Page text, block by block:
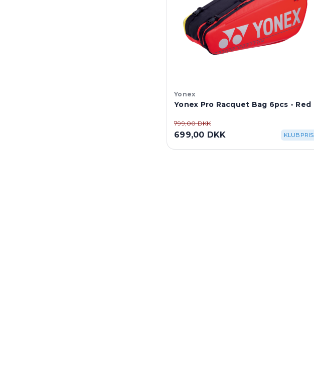
Yonex
Yonex Pro Racquet Bag 6pcs - Red
799,00 DKK
699,00 DKK KLUBPRIS